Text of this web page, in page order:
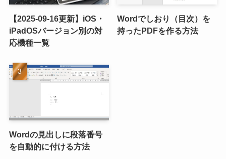
【2025-09-16更新】iOS・
iPadOSバージョン別の対
応機種一覧
Wordでしおり（目次）を
持ったPDFを作る方法
Wordの見出しに段落番号
を自動的に付ける方法